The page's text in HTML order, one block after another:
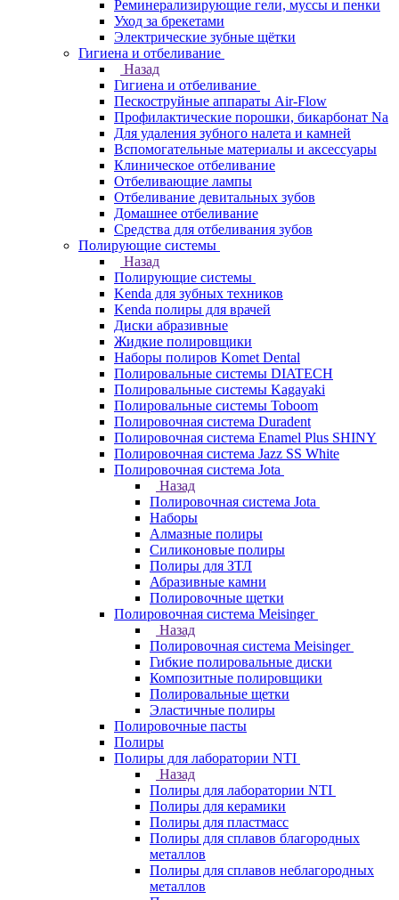
Реминерализирующие гели, муссы и пенки
Уход за брекетами
Электрические зубные щётки
Гигиена и отбеливание
Назад
Гигиена и отбеливание
Пескоструйные аппараты Air-Flow
Профилактические порошки, бикарбонат Na
Для удаления зубного налета и камней
Вспомогательные материалы и аксессуары
Клиническое отбеливание
Отбеливающие лампы
Отбеливание девитальных зубов
Домашнее отбеливание
Средства для отбеливания зубов
Полирующие системы
Назад
Полирующие системы
Kenda для зубных техников
Kenda полиры для врачей
Диски абразивные
Жидкие полировщики
Наборы полиров Komet Dental
Полировальные системы DIATECH
Полировальные системы Kagayaki
Полировальные системы Toboom
Полировочная система Duradent
Полировочная система Enamel Plus SHINY
Полировочная система Jazz SS White
Полировочная система Jota
Назад
Полировочная система Jota
Наборы
Алмазные полиры
Силиконовые полиры
Полиры для ЗТЛ
Абразивные камни
Полировочные щетки
Полировочная система Meisinger
Назад
Полировочная система Meisinger
Гибкие полировальные диски
Композитные полировщики
Полировальные щетки
Эластичные полиры
Полировочные пасты
Полиры
Полиры для лаборатории NTI
Назад
Полиры для лаборатории NTI
Полиры для керамики
Полиры для пластмасс
Полиры для сплавов благородных
металлов
Полиры для сплавов неблагородных
металлов